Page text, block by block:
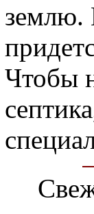
землю.
Чтобы